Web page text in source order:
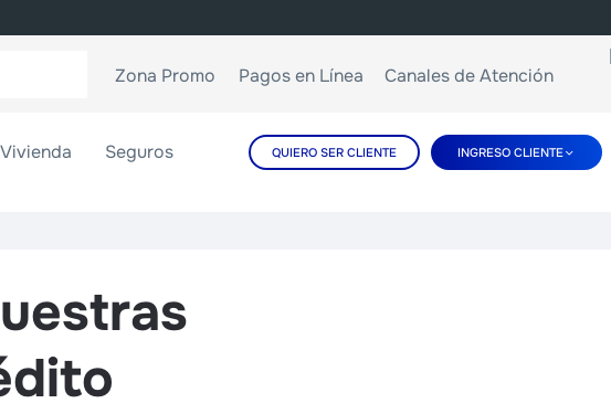
Zona Promo Pagos en Línea Canales de Atención
Seguros QUIERO SER CLIENTE INGRESO CLIENTE